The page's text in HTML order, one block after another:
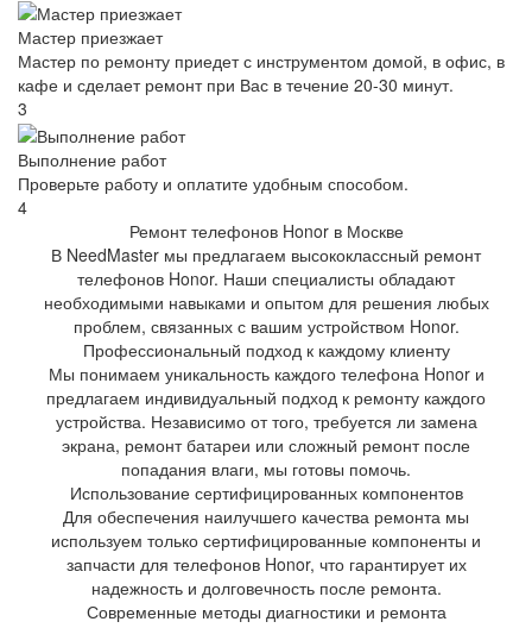
Мастер приезжает
Мастер по ремонту приедет с инструментом домой, в офис, в
кафе и сделает ремонт при Вас в течение 20-30 минут.
3
Выполнение работ
Проверьте работу и оплатите удобным способом.
4
Ремонт телефонов Honor в Москве
В NeedMaster мы предлагаем высококлассный ремонт
телефонов Honor. Наши специалисты обладают
необходимыми навыками и опытом для решения любых
проблем, связанных с вашим устройством Honor.
Профессиональный подход к каждому клиенту
Мы понимаем уникальность каждого телефона Honor и
предлагаем индивидуальный подход к ремонту каждого
устройства. Независимо от того, требуется ли замена
экрана, ремонт батареи или сложный ремонт после
попадания влаги, мы готовы помочь.
Использование сертифицированных компонентов
Для обеспечения наилучшего качества ремонта мы
используем только сертифицированные компоненты и
запчасти для телефонов Honor, что гарантирует их
надежность и долговечность после ремонта.
Современные методы диагностики и ремонта